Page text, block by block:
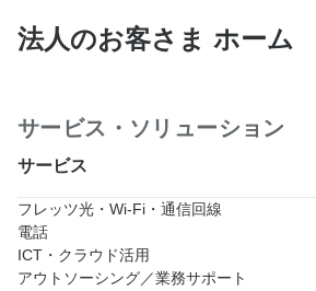
法人のお客さま ホーム
サービス・ソリューション
サービス
フレッツ光・Wi-Fi・通信回線
電話
ICT・クラウド活用
アウトソーシング／業務サポート